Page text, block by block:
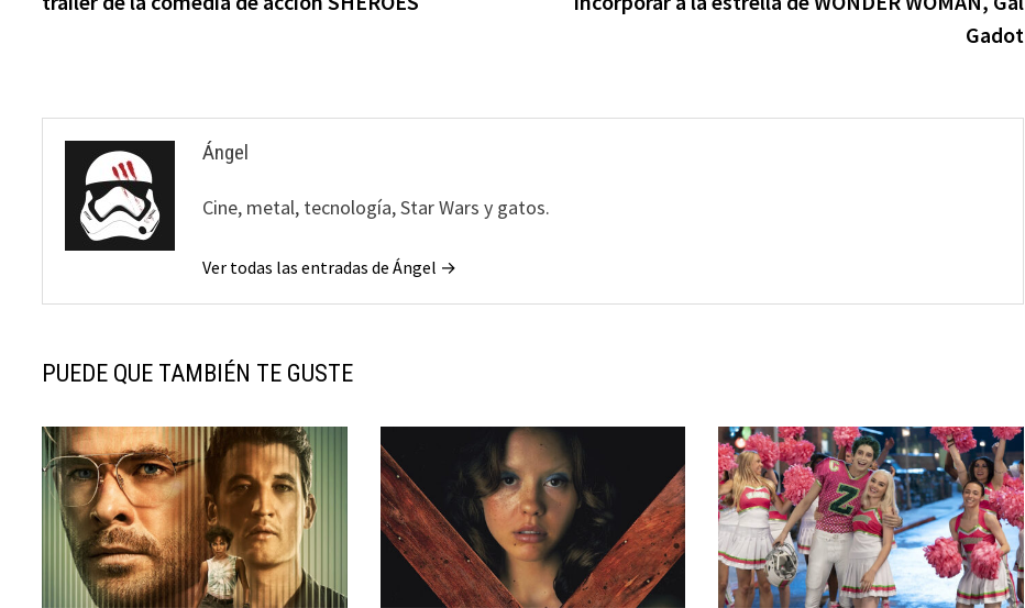
Gadot
Ángel
Cine, metal, tecnología, Star Wars y gatos.
Ver todas las entradas de Ángel →
PUEDE QUE TAMBIÉN TE GUSTE